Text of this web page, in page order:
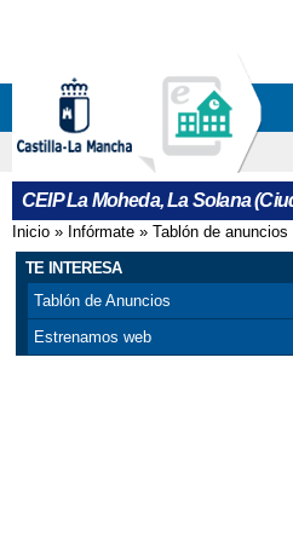
CEIP La Moheda, La Solana
Se encuentra usted
Inicio » Infórmate » Tablón de anuncios
TE INTERESA
Tablón de Anuncios
Estrenamos web